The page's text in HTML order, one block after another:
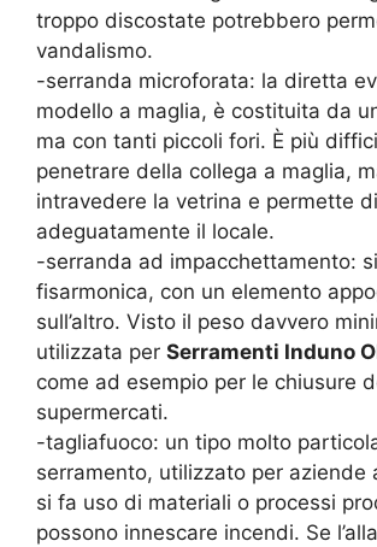
troppo discostate potrebbero
vandalismo.
-serranda microforata: la diretta
modello a maglia, è costituita da
ma con tanti piccoli fori. È più
penetrare della collega a maglia,
intravedere la vetrina e permette
adeguatamente il locale.
-serranda ad impacchettamento:
fisarmonica, con un elemento
sull’altro. Visto il peso davvero
utilizzata per Serramenti Induno
come ad esempio per le chiusure
supermercati.
-tagliafuoco: un tipo molto
serramento, utilizzato per aziende
si fa uso di materiali o processi
possono innescare incendi. Se